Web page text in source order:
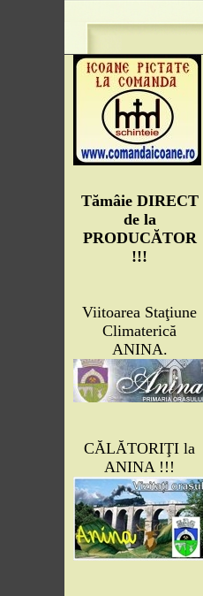
Tămâie DIRECT
de la
PRODUCĂTOR
!!!
Viitoarea Staţiune
Climaterică
ANINA.
CĂLĂTORIŢI la
ANINA !!!